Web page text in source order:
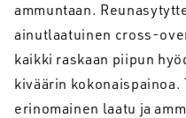
ammuntaan.
ainutlaatuinen cross-
kaikki raskaan piipun
kiväärin
erinomainen laatu ja